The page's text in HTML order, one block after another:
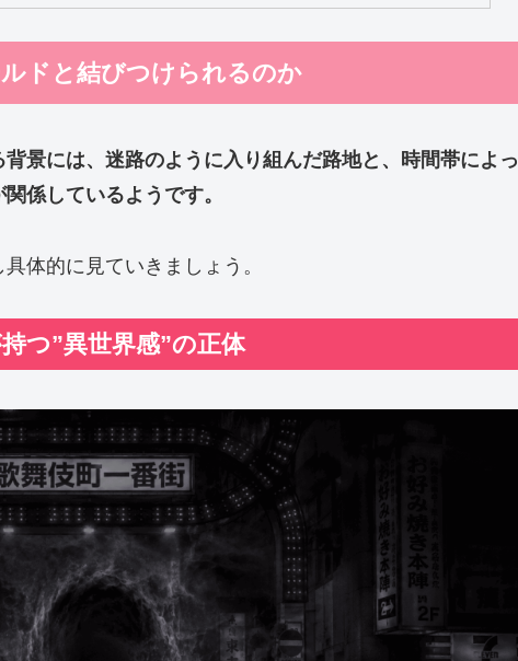
ドと結びつけられるのか
景には、迷路のように入り組んだ路地と、時間帯によっ
係しているようです。
体的に見ていきましょう。
つ”異世界感”の正体